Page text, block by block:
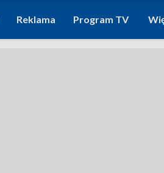
Reklama Program TV